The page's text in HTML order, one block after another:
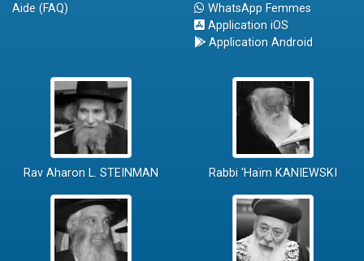
Aide (FAQ)
WhatsApp Femmes
Application iOS
Application Android
Rav Aharon L. STEINMAN Rabbi 'Haïm KANIEWSKI